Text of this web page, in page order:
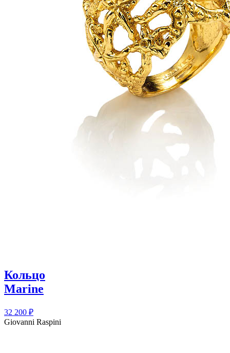
Кольцо
Marine
32 200 ₽
Giovanni Raspini